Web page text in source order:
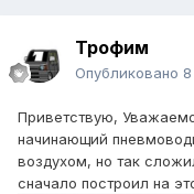
Трофим
Опубликовано
Приветствую,
начинающий
воздухом, но так
сначало построил на